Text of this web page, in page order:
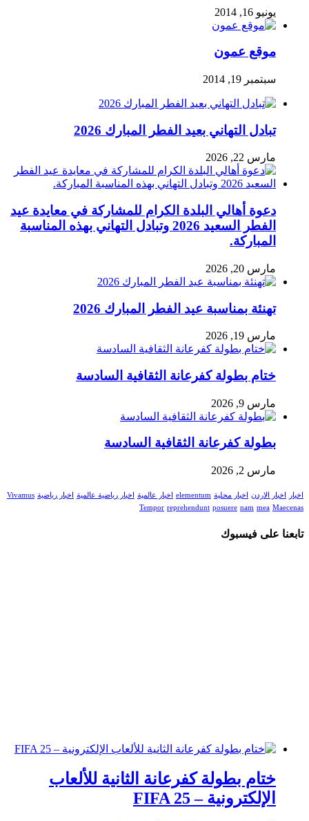
يونيو 16, 2014
موقع عمون
سبتمبر 19, 2014
تبادل التهاني بعيد الفطر المبارك 2026
مارس 22, 2026
دعوة أهالي البلدة الكرام للمشاركة في معايدة عيد
الفطر السعيد 2026 وتبادل التهاني بهذه المناسبة
المباركة.
مارس 20, 2026
تهنئة بمناسبة عيد الفطر المبارك 2026
مارس 19, 2026
ختام بطولة كفرعانة الثقافية السادسة
مارس 9, 2026
بطولة كفرعانة الثقافية السادسة
مارس 2, 2026
اخبار اخبار الاردن اخبار محلية elementum اخبار عالمية اخبار رياضية عالمية اخبار رياضية Vivamus
Tempor reprehendunt posuere nam mea Maecenas
تابعنا على فيسبوك
ختام بطولة كفرعانة الثانية للألعاب
الإلكترونية – FIFA 25